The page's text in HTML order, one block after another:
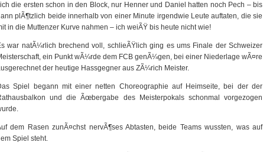
die ersten schon in den Block, nur Henner und Daniel hatten noch Pech – bis
plÃ¶tzlich beide innerhalb von einer Minute irgendwie Leute auftaten, die sie
in die Muttenzer Kurve nahmen – ich weiÃŸ bis heute nicht wie!
war natÃ¼rlich brechend voll, schlieÃŸlich ging es ums Finale der Schweizer
ein Punkt wÃ¼rde dem FCB genÃ¼gen, bei einer Niederlage wÃ¤re
der heutige Hassgegner aus ZÃ¼rich Meister.
Spiel begann mit einer netten Choreographie auf Heimseite, bei der der
und die Ãœbergabe des Meisterpokals schonmal vorgezogen
dem Rasen zunÃ¤chst nervÃ¶ses Abtasten, beide Teams wussten, was auf
Spiel steht.